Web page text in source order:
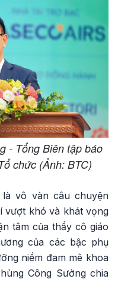
- Tổng Biên tập báo
chức (Ảnh: BTC)
vô vàn câu chuyện
vượt khó và khát vọng
tâm của thầy cô giáo
của các bậc phụ
niềm đam mê khoa
Công Sưởng chia